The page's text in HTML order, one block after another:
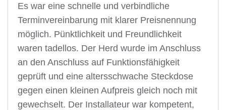
Es war eine schnelle und verbindliche
Terminvereinbarung mit klarer Preisnennung
möglich. Pünktlichkeit und Freundlichkeit
waren tadellos. Der Herd wurde im Anschluss
an den Anschluss auf Funktionsfähigkeit
geprüft und eine altersschwache Steckdose
gegen einen kleinen Aufpreis gleich noch mit
gewechselt. Der Installateur war kompetent,